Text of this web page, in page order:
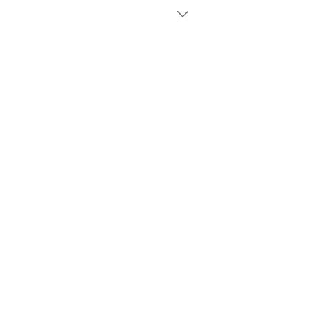
отлично впишется в любой
до современного. Идеальная